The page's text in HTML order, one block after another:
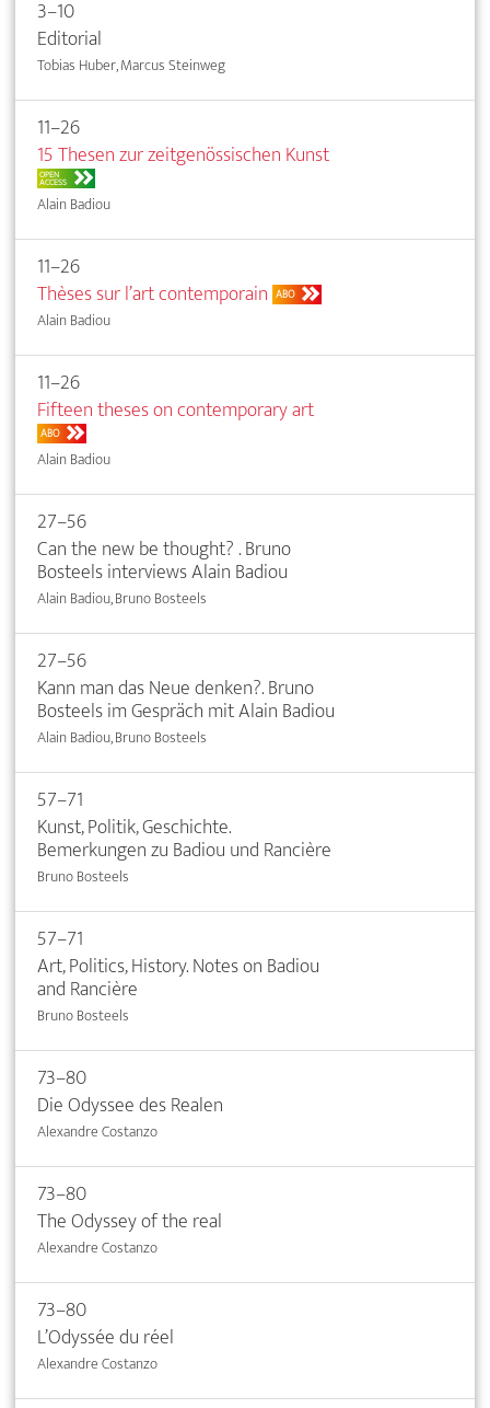
3–10
Editorial
Tobias Huber, Marcus Steinweg
11–26
15 Thesen zur zeitgenössischen Kunst
OPEN
ACCESS
Alain Badiou
11–26
Thèses sur l’art contemporain ABO
Alain Badiou
11–26
Fifteen theses on contemporary art
ABO
Alain Badiou
27–56
Can the new be thought? . Bruno
Bosteels interviews Alain Badiou
Alain Badiou, Bruno Bosteels
27–56
Kann man das Neue denken?. Bruno
Bosteels im Gespräch mit Alain Badiou
Alain Badiou, Bruno Bosteels
57–71
Kunst, Politik, Geschichte.
Bemerkungen zu Badiou und Rancière
Bruno Bosteels
57–71
Art, Politics, History. Notes on Badiou
and Rancière
Bruno Bosteels
73–80
Die Odyssee des Realen
Alexandre Costanzo
73–80
The Odyssey of the real
Alexandre Costanzo
73–80
L’Odyssée du réel
Alexandre Costanzo